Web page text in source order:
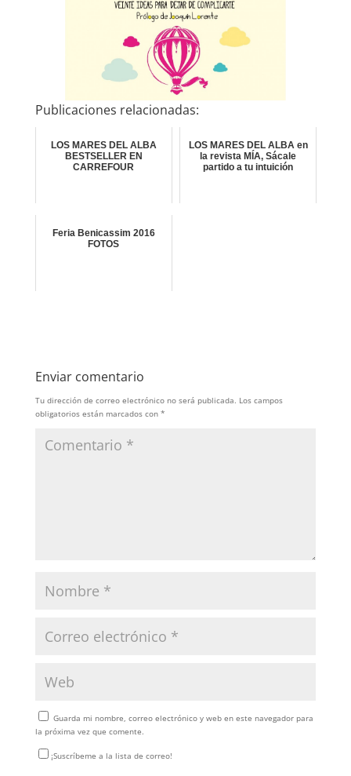
Publicaciones relacionadas:
LOS MARES DEL ALBA
BESTSELLER EN
CARREFOUR
LOS MARES DEL ALBA en
la revista MÍA, Sácale
partido a tu intuición
Feria Benicassim 2016
FOTOS
Enviar comentario
Tu dirección de correo electrónico no será publicada. Los campos
obligatorios están marcados con *
Guarda mi nombre, correo electrónico y web en este navegador para
la próxima vez que comente.
¡Suscríbeme a la lista de correo!